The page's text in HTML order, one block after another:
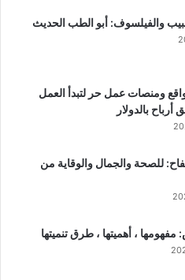
والفيلسوف: أبو الطب الحديث
10 مواقع ومنصات عمل حر لتبدأ العمل
بالدولار
للصحة والجمال والوقاية من
مفهومها ، أهميتها ، طرق تنميتها